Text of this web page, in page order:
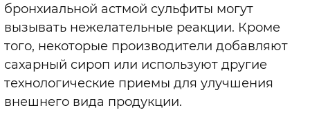
бронхиальной астмой сульфиты могут
вызывать нежелательные реакции. Кроме
того, некоторые производители добавляют
сахарный сироп или используют другие
технологические приемы для улучшения
внешнего вида продукции.